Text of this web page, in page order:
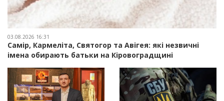
03.08.2026 16:31
Самір, Кармеліта, Святогор та Авігея: які незвичні
імена обирають батьки на Кіровоградщині